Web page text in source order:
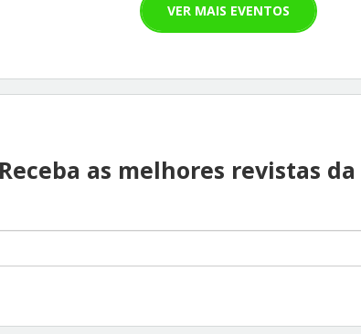
VER MAIS EVENTOS
Receba as melhores revistas